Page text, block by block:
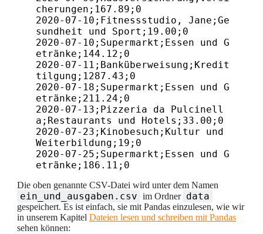
cherungen;167.89;0
2020-07-10;Fitnessstudio, Jane;Ge
sundheit und Sport;19.00;0
2020-07-10;Supermarkt;Essen und G
etränke;144.12;0
2020-07-11;Banküberweisung;Kredit
tilgung;1287.43;0
2020-07-18;Supermarkt;Essen und G
etränke;211.24;0
2020-07-13;Pizzeria da Pulcinell
a;Restaurants und Hotels;33.00;0
2020-07-23;Kinobesuch;Kultur und
Weiterbildung;19;0
2020-07-25;Supermarkt;Essen und G
etränke;186.11;0
Die oben genannte CSV-Datei wird unter dem Namen
ein_und_ausgaben.csv im Ordner data
gespeichert. Es ist einfach, sie mit Pandas einzulesen, wie wir
in unserem Kapitel Dateien lesen und schreiben mit Pandas
sehen können: